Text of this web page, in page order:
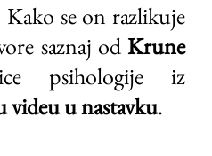
se on razlikuje
saznaj od Krune
psihologije iz
videu u nastavku.